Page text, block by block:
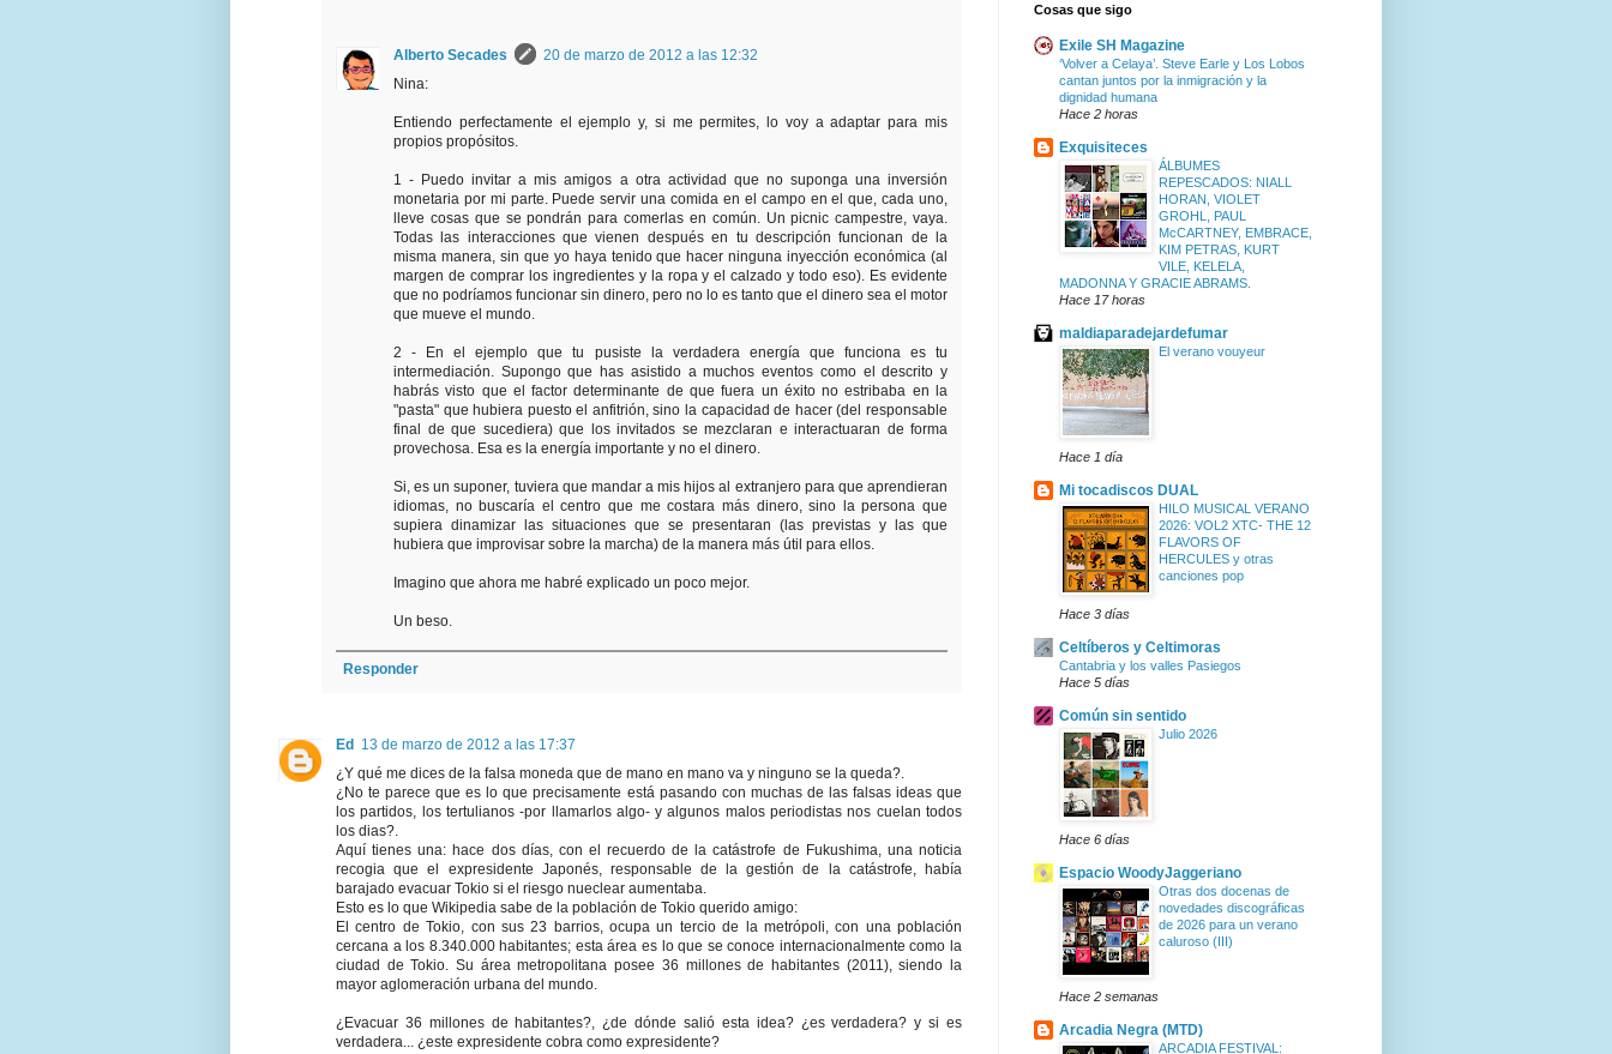
Alberto Secades
20 de marzo de 2012 a las 12:32
Nina:
Entiendo perfectamente el ejemplo y, si me permites, lo voy a adaptar para mis
propios propósitos.
1 - Puedo invitar a mis amigos a otra actividad que no suponga una inversión
monetaria por mi parte. Puede servir una comida en el campo en el que, cada uno,
lleve cosas que se pondrán para comerlas en común. Un picnic campestre, vaya.
Todas las interacciones que vienen después en tu descripción funcionan de la
misma manera, sin que yo haya tenido que hacer ninguna inyección económica (al
margen de comprar los ingredientes y la ropa y el calzado y todo eso). Es evidente
que no podríamos funcionar sin dinero, pero no lo es tanto que el dinero sea el motor
que mueve el mundo.
2 - En el ejemplo que tu pusiste la verdadera energía que funciona es tu
intermediación. Supongo que has asistido a muchos eventos como el descrito y
habrás visto que el factor determinante de que fuera un éxito no estribaba en la
"pasta" que hubiera puesto el anfitrión, sino la capacidad de hacer (del responsable
final de que sucediera) que los invitados se mezclaran e interactuaran de forma
provechosa. Esa es la energía importante y no el dinero.
Si, es un suponer, tuviera que mandar a mis hijos al extranjero para que aprendieran
idiomas, no buscaría el centro que me costara más dinero, sino la persona que
supiera dinamizar las situaciones que se presentaran (las previstas y las que
hubiera que improvisar sobre la marcha) de la manera más útil para ellos.
Imagino que ahora me habré explicado un poco mejor.
Un beso.
Responder
Ed
13 de marzo de 2012 a las 17:37
¿Y qué me dices de la falsa moneda que de mano en mano va y ninguno se la queda?.
¿No te parece que es lo que precisamente está pasando con muchas de las falsas ideas que
los partidos, los tertulianos -por llamarlos algo- y algunos malos periodistas nos cuelan todos
los dias?.
Aquí tienes una: hace dos días, con el recuerdo de la catástrofe de Fukushima, una noticia
recogia que el expresidente Japonés, responsable de la gestión de la catástrofe, había
barajado evacuar Tokio si el riesgo nueclear aumentaba.
Esto es lo que Wikipedia sabe de la población de Tokio querido amigo:
El centro de Tokio, con sus 23 barrios, ocupa un tercio de la metrópoli, con una población
cercana a los 8.340.000 habitantes; esta área es lo que se conoce internacionalmente como la
ciudad de Tokio. Su área metropolitana posee 36 millones de habitantes (2011), siendo la
mayor aglomeración urbana del mundo.
¿Evacuar 36 millones de habitantes?, ¿de dónde salió esta idea? ¿es verdadera? y si es
verdadera... ¿este expresidente cobra como expresidente?
Cosas que sigo
Exile SH Magazine
‘Volver a Celaya’. Steve Earle y Los Lobos
cantan juntos por la inmigración y la
dignidad humana
Hace 2 horas
Exquisiteces
ÁLBUMES
REPESCADOS: NIALL
HORAN, VIOLET
GROHL, PAUL
McCARTNEY, EMBRACE,
KIM PETRAS, KURT
VILE, KELELA,
MADONNA Y GRACIE ABRAMS.
Hace 17 horas
maldiaparadejardefumar
El verano vouyeur
Hace 1 día
Mi tocadiscos DUAL
HILO MUSICAL VERANO
2026: VOL2 XTC- THE 12
FLAVORS OF
HERCULES y otras
canciones pop
Hace 3 días
Celtíberos y Celtimoras
Cantabria y los valles Pasiegos
Hace 5 días
Común sin sentido
Julio 2026
Hace 6 días
Espacio WoodyJaggeriano
Otras dos docenas de
novedades discográficas
de 2026 para un verano
caluroso (III)
Hace 2 semanas
Arcadia Negra (MTD)
ARCADIA FESTIVAL: